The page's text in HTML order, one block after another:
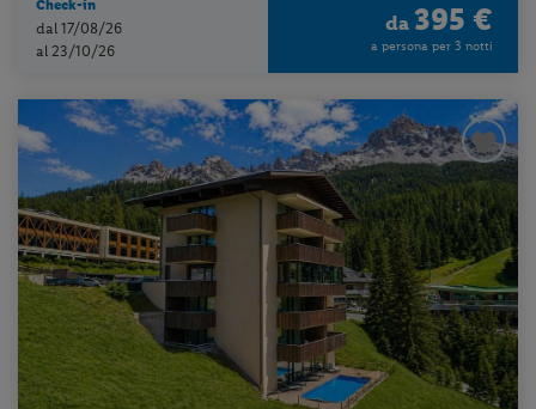
Check-in
dal 17/08/26
al 23/10/26
da 395 €
a persona per 3 notti